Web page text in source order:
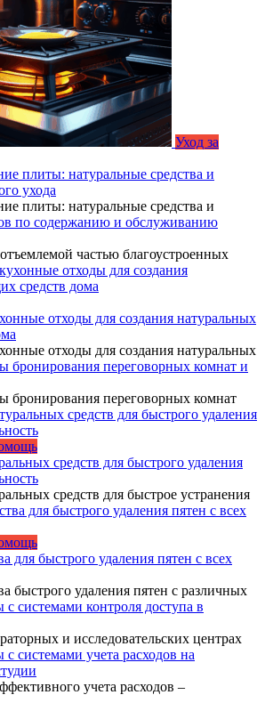
Уход за
плиты: натуральные средства и
ухода
плиты: натуральные средства и
по содержанию и обслуживанию
частью благоустроенных
отходы для создания натуральных
отходы для создания натуральных
бронирования переговорных комнат и
бронирования переговорных комнат
средств для быстрого удаления
средств для быстрое устранения
для быстрого удаления пятен с всех
быстрого удаления пятен с различных
системами контроля доступа в
и исследовательских центрах
системами учета расходов на
учета расходов –